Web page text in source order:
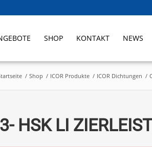
SHOP KONTAKT NEWS
/ Shop / ICOR Produkte / ICOR Dichtungen /
HSK LI